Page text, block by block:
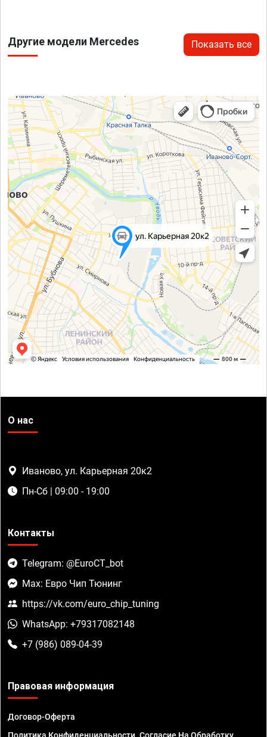
Другие модели Mercedes Показать все
О нас
Иваново, ул. Карьерная 20к2
Пн-Сб | 09:00 - 19:00
Контакты
Telegram: @EuroCT_bot
Max: Евро Чип Тюнинг
https://vk.com/euro_chip_tuning
WhatsApp: +79317082148
+7 (986) 089-04-39
Правовая информация
Договор-Оферта